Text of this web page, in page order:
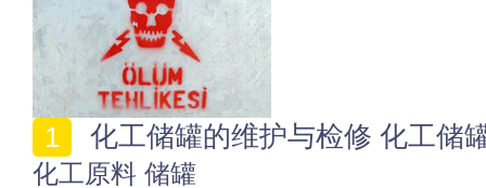
化工储罐的维护与检修 化工储
化工原料 储罐